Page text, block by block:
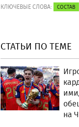
КЛЮЧЕВЫЕ СЛОВА: СОСТАВ
СТАТЬИ ПО ТЕМЕ
на